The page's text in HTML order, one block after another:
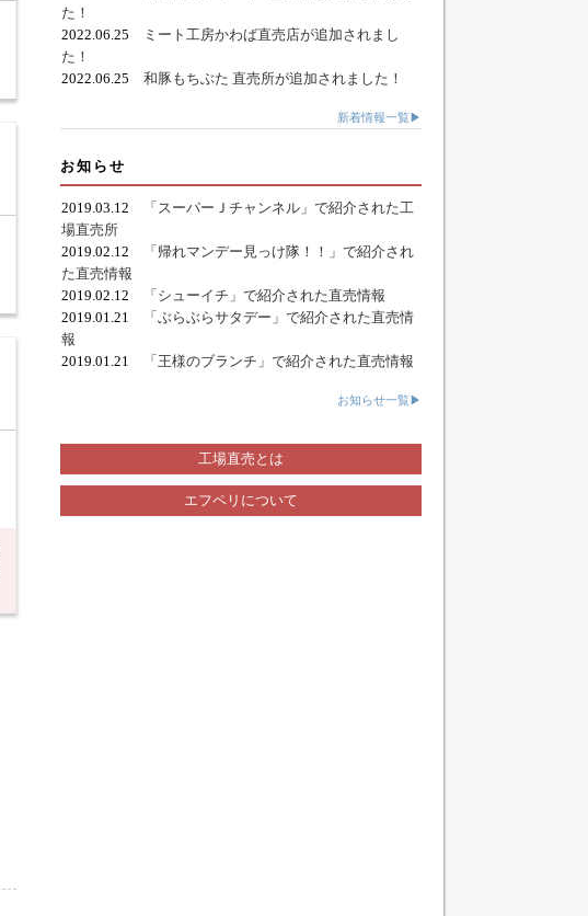
た！
2022.06.25
ミート工房かわば直売店が追加されまし
た！
2022.06.25 和豚もちぶた 直売所が追加されました！
新着情報一覧▶
お知らせ
2019.03.12
「スーパーＪチャンネル」で紹介された工
場直売所
2019.02.12
「帰れマンデー見っけ隊！！」で紹介され
た直売情報
2019.02.12
「シューイチ」で紹介された直売情報
2019.01.21
「ぶらぶらサタデー」で紹介された直売情
報
2019.01.21
「王様のブランチ」で紹介された直売情報
お知らせ一覧▶
工場直売とは
エフペリについて